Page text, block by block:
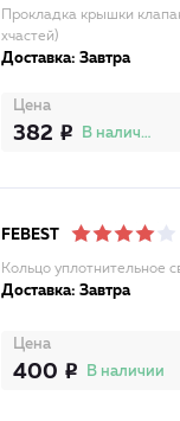
Прокладка крышки
хчастей)
Доставка: Завтра
Цена
382 В наличии
FEBEST
Кольцо уплотнительное
Доставка: Завтра
Цена
400 В наличии